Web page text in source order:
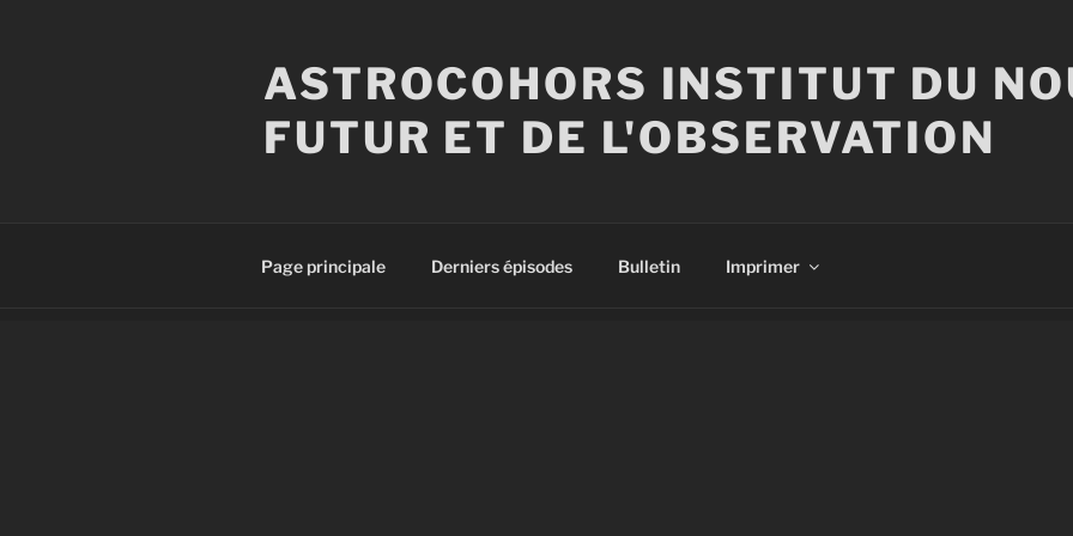
ASTROCOHORS INSTITUT DU
FUTUR ET DE L'OBSERVATION
Page principale Derniers épisodes Bulletin Imprimer